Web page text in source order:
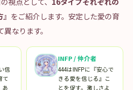
をご紹介します。安定した愛の育
なります。
信
て
あ
INFP/仲介者
444はINFPに『安心で
きる愛を信じる』こ
とを促す。激しさよ